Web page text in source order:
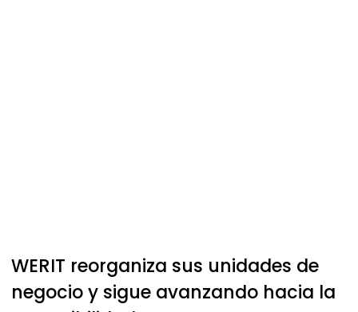
WERIT reorganiza sus unidades de
negocio y sigue avanzando hacia la